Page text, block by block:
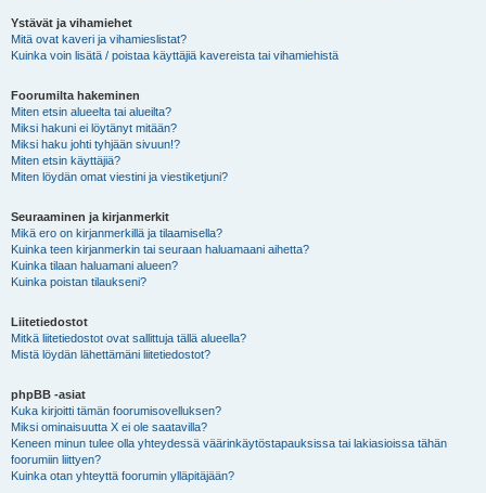
Ystävät ja vihamiehet
Mitä ovat kaveri ja vihamieslistat?
Kuinka voin lisätä / poistaa käyttäjiä kavereista tai vihamiehistä
Foorumilta hakeminen
Miten etsin alueelta tai alueilta?
Miksi hakuni ei löytänyt mitään?
Miksi haku johti tyhjään sivuun!?
Miten etsin käyttäjiä?
Miten löydän omat viestini ja viestiketjuni?
Seuraaminen ja kirjanmerkit
Mikä ero on kirjanmerkillä ja tilaamisella?
Kuinka teen kirjanmerkin tai seuraan haluamaani aihetta?
Kuinka tilaan haluamani alueen?
Kuinka poistan tilaukseni?
Liitetiedostot
Mitkä liitetiedostot ovat sallittuja tällä alueella?
Mistä löydän lähettämäni liitetiedostot?
phpBB -asiat
Kuka kirjoitti tämän foorumisovelluksen?
Miksi ominaisuutta X ei ole saatavilla?
Keneen minun tulee olla yhteydessä väärinkäytöstapauksissa tai lakiasioissa tähän
foorumiin liittyen?
Kuinka otan yhteyttä foorumin ylläpitäjään?